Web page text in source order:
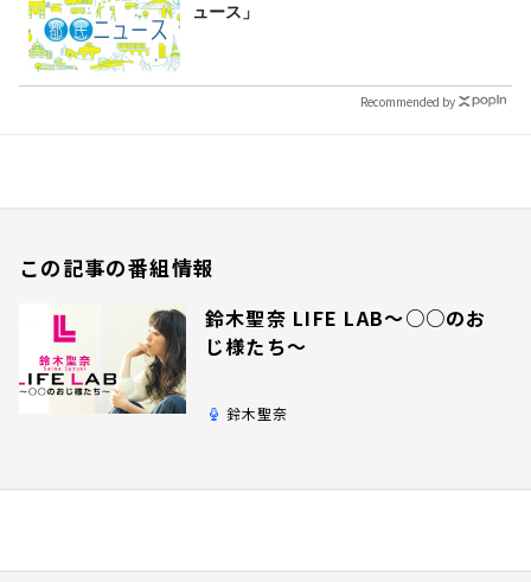
ュース」
Recommended by
この記事の番組情報
鈴木聖奈 LIFE LAB～○○のお
じ様たち～
鈴木聖奈